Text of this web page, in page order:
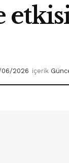
06/2026 içerik